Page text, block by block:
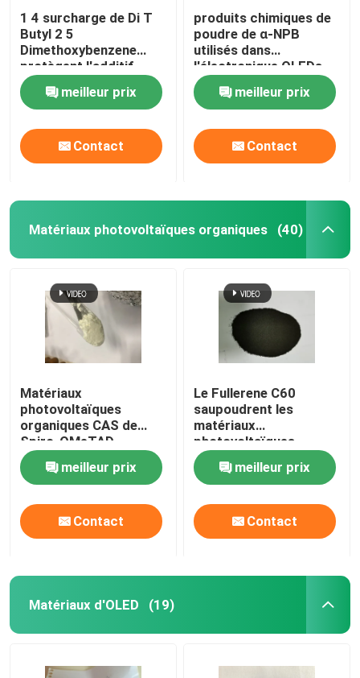
1 4 surcharge de Di T
Butyl 2 5
Dimethoxybenzene
protègent l'additif
d'électrolyte
meilleur prix
Contact
produits chimiques de
poudre de α-NPB
utilisés dans
l'électronique OLEDs
CAS 123847-85-8
meilleur prix
Contact
Matériaux photovoltaïques organiques (40)
Matériaux
photovoltaïques
organiques CAS de
Spiro-OMeTAD
207739-72-8
C81H68N4O8
meilleur prix
Contact
Le Fullerene C60
saupoudrent les
matériaux
photovoltaïques
organiques CAS
99685-96-8meilleur prix
Contact
Matériaux d'OLED (19)